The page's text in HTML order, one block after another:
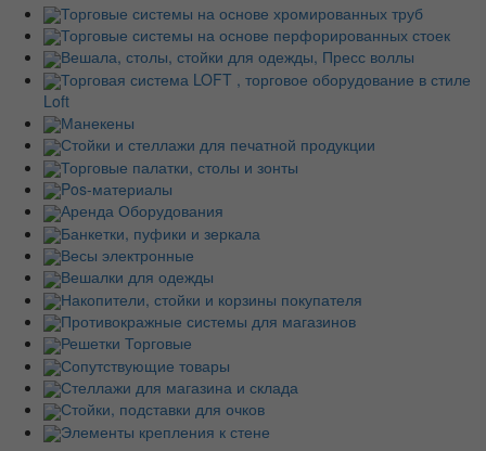
Торговые системы на основе хромированных труб
Торговые системы на основе перфорированных стоек
Вешала, столы, стойки для одежды, Пресс воллы
Торговая система LOFT , торговое оборудование в стиле
Loft
Манекены
Стойки и стеллажи для печатной продукции
Торговые палатки, столы и зонты
Pos-материалы
Аренда Оборудования
Банкетки, пуфики и зеркала
Весы электронные
Вешалки для одежды
Накопители, стойки и корзины покупателя
Противокражные системы для магазинов
Решетки Торговые
Сопутствующие товары
Стеллажи для магазина и склада
Стойки, подставки для очков
Элементы крепления к стене